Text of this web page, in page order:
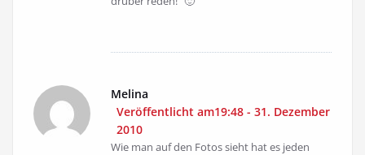
Melina
Veröffentlicht am19:48 - 31. Dezember
2010
Wie man auf den Fotos sieht hat es jeden